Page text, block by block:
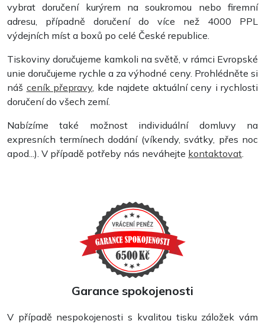
vybrat doručení kurýrem na soukromou nebo firemní
adresu, případně doručení do více než 4000 PPL
výdejních míst a boxů po celé České republice.
Tiskoviny doručujeme kamkoli na světě, v rámci Evropské
unie doručujeme rychle a za výhodné ceny. Prohlédněte si
náš ceník přepravy, kde najdete aktuální ceny i rychlosti
doručení do všech zemí.
Nabízíme také možnost individuální domluvy na
expresních termínech dodání (víkendy, svátky, přes noc
apod...). V případě potřeby nás neváhejte kontaktovat.
Garance spokojenosti
V případě nespokojenosti s kvalitou tisku záložek vám